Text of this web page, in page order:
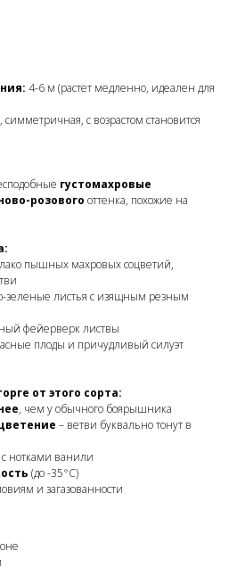
4-6 м (растет медленно, идеален для
симметричная, с возрастом становится
густомахровые
розового оттенка, похожие на
пышных махровых соцветий,
зеленые листья с изящным резным
фейерверк листвы
плоды и причудливый силуэт
от этого сорта:
, чем у обычного боярышника
– ветви буквально тонут в
с нотками ванили
(до -35°C)
и загазованности